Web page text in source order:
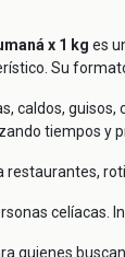
x 1 kg es
Su
caldos,
tiempos y
restaurantes,
celíacas.
quienes